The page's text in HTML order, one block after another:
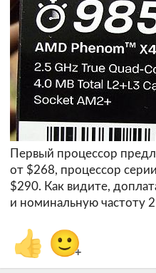
Первый процессор
от $268, процессор
$290. Как видите,
и номинальную частоту
👍 🙂+